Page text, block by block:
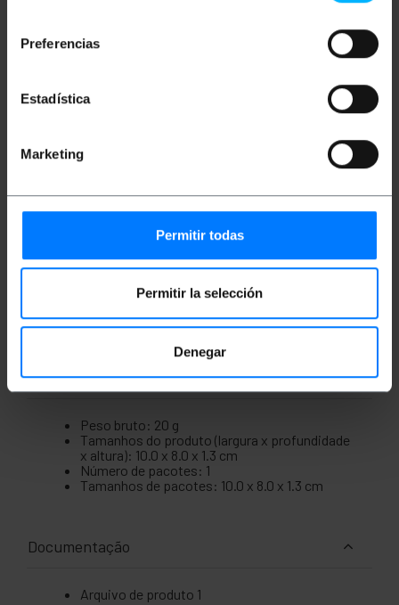
Preferencias
Estadística
Marketing
Permitir todas
Permitir la selección
Denegar
Tipo A Fêmea para Dispositivos Móveis
Habilita a função On-The-Go (OTG) para
Permite a conexão direta de periféricos como
partir da saída Micro USB do dispositivo de
Comprimento total do cabo: 15 cm
Conector de saída: USB Tipo A fêmea
sistemas Android, Windows Phone e Symbian
Medidas e Pesos
Peso bruto: 20 g
Tamanhos do produto (largura x profundidade
x altura): 10.0 x 8.0 x 1.3 cm
Número de pacotes: 1
Tamanhos de pacotes: 10.0 x 8.0 x 1.3 cm
Documentação
Arquivo de produto 1